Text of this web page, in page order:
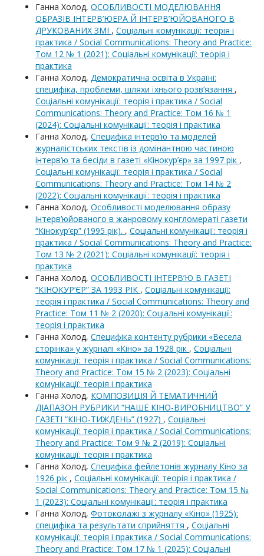
Ганна Холод, ОСОБЛИВОСТІ МОДЕЛЮВАННЯ
ОБРАЗІВ ІНТЕРВ’ЮЕРА Й ІНТЕРВ’ЮЙОВАНОГО В
ДРУКОВАНИХ ЗМІ , Соціальні комунікації: теорія і
практика / Social Communications: Theory and Practice:
Том 12 № 1 (2021): Соціальні комунікації: теорія і
практика
Ганна Холод, Демократична освіта в Україні:
специфіка, проблеми, шляхи їхнього розв’язання ,
Соціальні комунікації: теорія і практика / Social
Communications: Theory and Practice: Том 16 № 1
(2024): Соціальні комунікації: теорія і практика
Ганна Холод, Специфіка інтерв’ю та моделей
журналістських текстів із домінантною частиною
інтерв’ю та бесіди в газеті «Кінокур’єр» за 1997 рік ,
Соціальні комунікації: теорія і практика / Social
Communications: Theory and Practice: Том 14 № 2
(2022): Соціальні комунікації: теорія і практика
Ганна Холод, Особливості моделювання образу
інтерв’юйованого в жанровому конгломераті газети
“Кінокур’єр” (1995 рік). , Соціальні комунікації: теорія і
практика / Social Communications: Theory and Practice:
Том 13 № 2 (2021): Соціальні комунікації: теорія і
практика
Ганна Холод, ОСОБЛИВОСТІ ІНТЕРВ’Ю В ГАЗЕТІ
“КІНОКУР’ЄР” ЗА 1993 РІК , Соціальні комунікації:
теорія і практика / Social Communications: Theory and
Practice: Том 11 № 2 (2020): Соціальні комунікації:
теорія і практика
Ганна Холод, Специфіка контенту рубрики «Весела
сторінка» у журналі «Кіно» за 1928 рік , Соціальні
комунікації: теорія і практика / Social Communications:
Theory and Practice: Том 15 № 2 (2023): Соціальні
комунікації: теорія і практика
Ганна Холод, КОМПОЗИЦІЯ Й ТЕМАТИЧНИЙ
ДІАПАЗОН РУБРИКИ “НАШЕ КІНО-ВИРОБНИЦТВО” У
ГАЗЕТІ “КІНО-ТИЖДЕНЬ” (1927) , Соціальні
комунікації: теорія і практика / Social Communications:
Theory and Practice: Том 9 № 2 (2019): Соціальні
комунікації: теорія і практика
Ганна Холод, Специфіка фейлетонів журналу Кіно за
1926 рік , Соціальні комунікації: теорія і практика /
Social Communications: Theory and Practice: Том 15 №
1 (2023): Соціальні комунікації: теорія і практика
Ганна Холод, Фотоколажі з журналу «Кіно» (1925):
специфіка та результати сприйняття , Соціальні
комунікації: теорія і практика / Social Communications:
Theory and Practice: Том 17 № 1 (2025): Соціальні